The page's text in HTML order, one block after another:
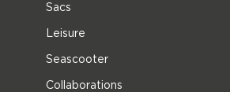
Sacs
Leisure
Seascooter
Collaborations